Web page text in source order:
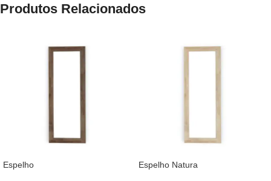
Produtos Relacionados
Espelho Espelho Natura